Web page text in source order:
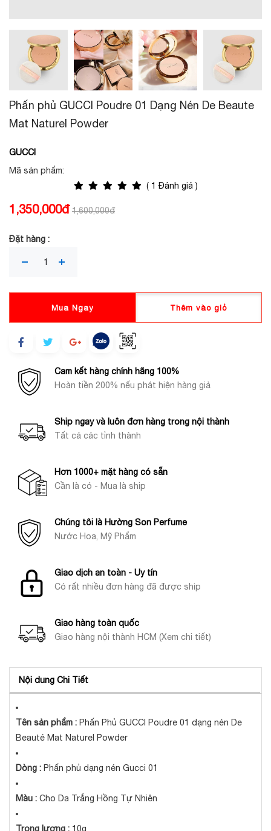
Phấn phủ GUCCI Poudre 01 Dạng Nén De Beaute
Mat Naturel Powder
GUCCI
Mã sản phẩm:
( 1 Đánh giá )
1,350,000đ 1,600,000đ
Đặt hàng :
Mua Ngay Thêm vào giỏ
Cam kết hàng chính hãng 100%
Hoàn tiền 200% nếu phát hiện hàng giả
Ship ngay và luôn đơn hàng trong nội thành
Tất cả các tỉnh thành
Hơn 1000+ mặt hàng có sẵn
Cần là có - Mua là ship
Chúng tôi là Hường Son Perfume
Nước Hoa, Mỹ Phẩm
Giao dịch an toàn - Uy tín
Có rất nhiều đơn hàng đã được ship
Giao hàng toàn quốc
Giao hàng nội thành HCM (Xem chi tiết)
Nội dung Chi Tiết
Tên sản phẩm : Phấn Phủ GUCCI Poudre 01 dạng nén De
Beauté Mat Naturel Powder
Dòng : Phấn phủ dạng nén Gucci 01
Màu : Cho Da Trắng Hồng Tự Nhiên
Trọng lượng : 10g